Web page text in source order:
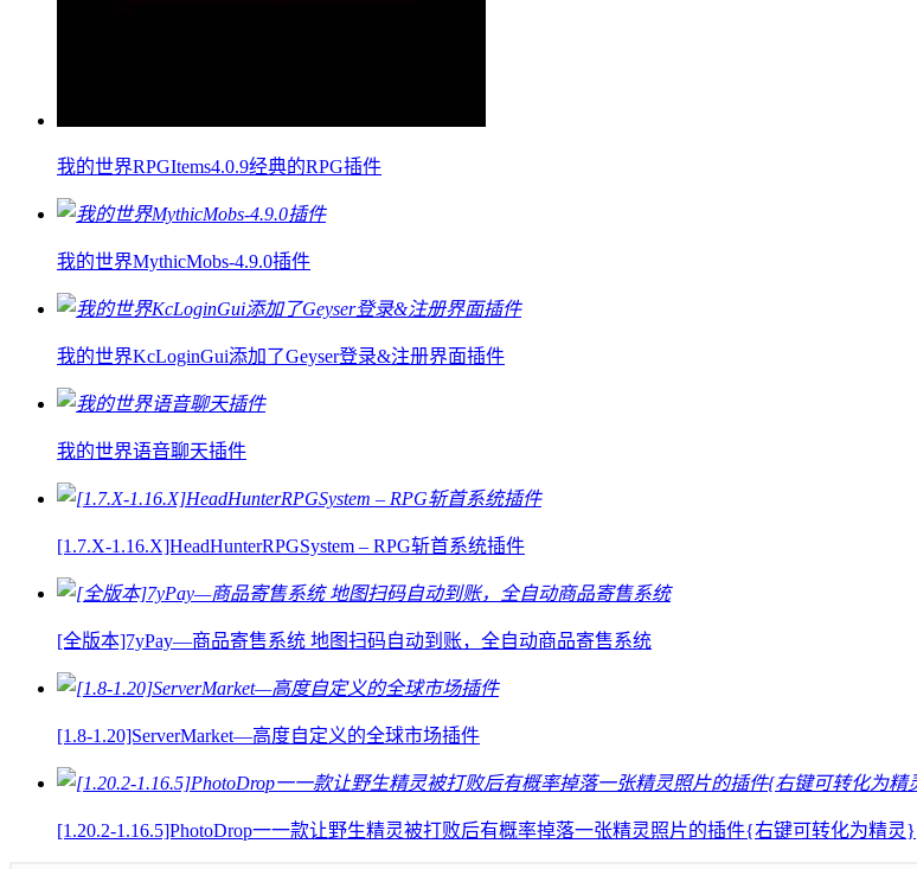
我的世界RPGItems4.0.9经典的RPG插件
我的世界MythicMobs-4.9.0插件
我的世界KcLoginGui添加了Geyser登录&注册界面插件
我的世界语音聊天插件
[1.7.X-1.16.X]HeadHunterRPGSystem – RPG斩首系统插件
[全版本]7yPay—商品寄售系统 地图扫码自动到账，全自动商品寄售系统
[1.8-1.20]ServerMarket—高度自定义的全球市场插件
[1.20.2-1.16.5]PhotoDrop一一款让野生精灵被打败后有概率掉落一张精灵照片的插件{右键可转化为精灵}